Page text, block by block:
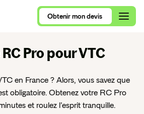
?
Professionnelle
Obtenir mon devis
Pro pour VTC
en France ? Alors, vous savez que
obligatoire. Obtenez votre RC Pro
et roulez l’esprit tranquille.